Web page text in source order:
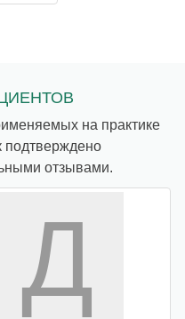
на практике
подтверждено
отзывами.
Д